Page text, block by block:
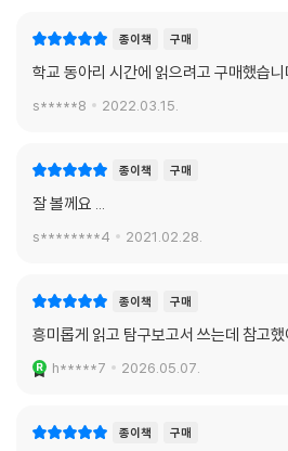
종이책 구매
학교 동아리 시간에 읽으려고 구매했습
s*****8 2022.03.15.
종이책 구매
잘 볼께요 ...
s********4 2021.02.28.
종이책 구매
흥미롭게 읽고 탐구보고서 쓰는데 참고했
h*****7 2026.05.07.
종이책 구매